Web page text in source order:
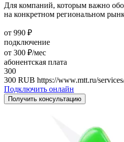
Для компаний, которым важно
на конкретном региональном
от 990 ₽
подключение
от 300 ₽/мес
абонентская плата
300
300 RUB https://www.mtt.ru/
Подключить онлайн
Получить консультацию